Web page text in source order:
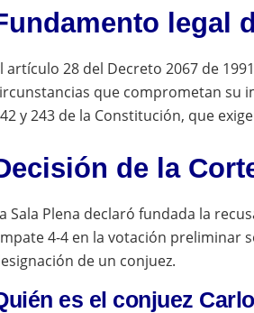
legal
artículo 28 del Decreto 2067 de
que comprometan su
y 243 de la Constitución, que
de la
Sala Plena declaró fundada la
4-4 en la votación preliminar
de un conjuez.
es el conjuez